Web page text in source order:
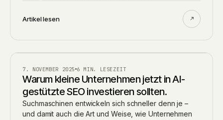
Artikel lesen
AI
7. NOVEMBER 2025 6 MIN. LESEZEIT
Warum kleine Unternehmen jetzt in AI-
gestützte SEO investieren sollten.
Suchmaschinen entwickeln sich schneller denn je –
und damit auch die Art und Weise, wie Unternehmen